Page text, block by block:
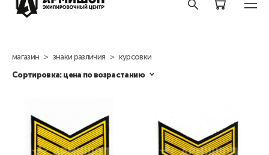
магазин > знаки различия > курсовки
Сортировка: цена по возрастанию